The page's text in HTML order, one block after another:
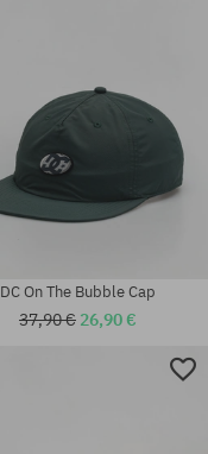
DC On The Bubble Cap
37,90 € 26,90 €